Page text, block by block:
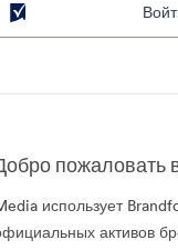
пожаловать
использует
активов